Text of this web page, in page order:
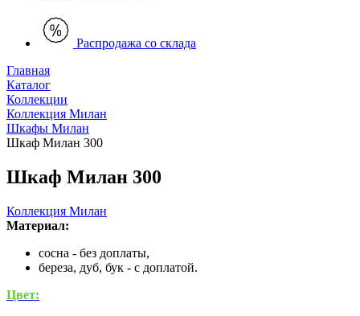
Распродажа со склада
Главная
Каталог
Коллекции
Коллекция Милан
Шкафы Милан
Шкаф Милан 300
Шкаф Милан 300
Коллекция Милан
Материал:
сосна - без доплаты,
береза, дуб, бук - с доплатой.
Цвет: